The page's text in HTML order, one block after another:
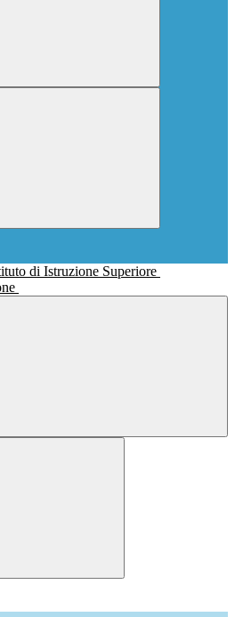
di Istruzione Superiore